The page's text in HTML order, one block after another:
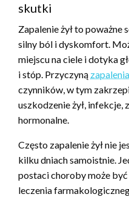
skutki
Zapalenie żył to
silny ból i dyskomfort.
miejscu na ciele i dotyka
i stóp. Przyczyną
czynników, w tym
uszkodzenie żył,
hormonalne.
Często zapalenie żył nie
kilku dniach samoistnie.
postaci choroby może
leczenia